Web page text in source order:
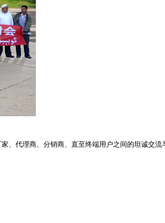
代理商、分销商、直至终端用户之间的坦诚交流